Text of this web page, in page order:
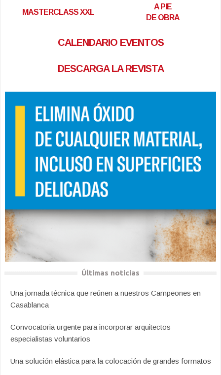
MASTERCLASS XXL
A PIE
DE OBRA
CALENDARIO EVENTOS
DESCARGA LA REVISTA
Últimas noticias
Una jornada técnica que reúnen a nuestros Campeones en
Casablanca
Convocatoria urgente para incorporar arquitectos
especialistas voluntarios
Una solución elástica para la colocación de grandes formatos